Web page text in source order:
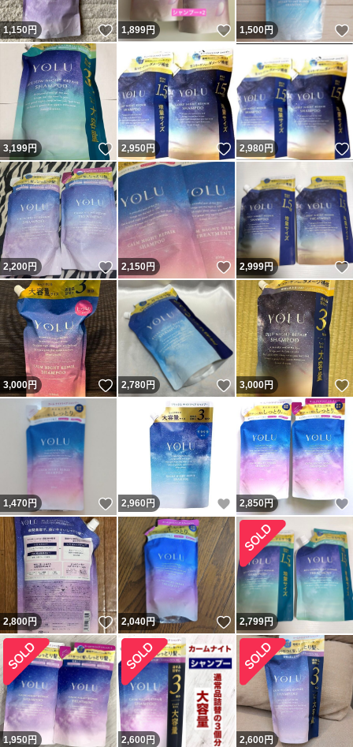
1,150円 いいね！
1,899円 いいね！
1,500円
3,199円 いいね！
2,950 円 いいね！
2,980 円
2,200円 いいね！
2,150円 いいね！
2,999円
3,000円 いいね！
2,780円 いいね！
3,000円
1,470円 いいね！
2,960 円 いいね！
2,850円
2,800円 いいね！
2,040円 いいね！
2,799円
1,950 円 2,600円 2,600円